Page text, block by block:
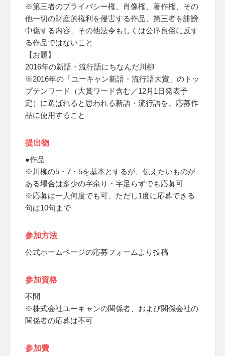
※第三者のプライバシー権、肖像権、著作権、その
他一切の財産的権利を侵害する作品、第三者を誹謗
中傷する内容、その他法令もしくは公序良俗に反す
る作品ではないこと
【お題】
2016年の新語・流行語にちなんだ川柳
※2016年の「ユーキャン新語・流行語大賞」のトッ
プテンワード（大賞ワード含む／12月1日発表予
定）に選ばれると思われる新語・流行語を、応募作
品に使用すること
提出物
●作品
※川柳の5・7・5を基本とするが、伝えたいものが
ある場合は多少の字余り・字足らずでも応募可
※応募は一人何度でも可、ただし1度に応募できる
句は10句まで
参加方法
公式ホームページの応募フォームより投稿
参加資格
不問
※株式会社ユーキャンの関係者、および関係会社の
関係者の応募は不可
参加費